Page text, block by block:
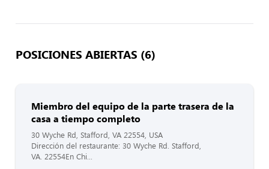
POSICIONES ABIERTAS (6)
Miembro del equipo de la parte trasera de la
casa a tiempo completo
30 Wyche Rd, Stafford, VA 22554, USA
Dirección del restaurante: 30 Wyche Rd. Stafford,
VA. 22554En Chi...